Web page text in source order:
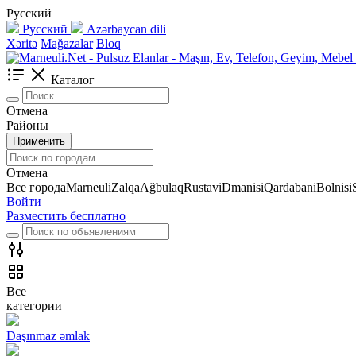
Русский
Русский
Azərbaycan dili
Xəritə Mağazalar Bloq
Каталог
Отмена
Районы
Применить
Отмена
Все городаMarneuliZalqaAğbulaqRustaviDmanisiQardabaniBolnisi
Войти
Разместить бесплатно
Все
категории
Daşınmaz əmlak